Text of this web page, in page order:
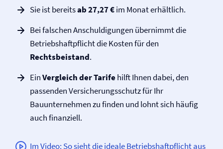
Sie ist bereitsab 27,27 €im Monat erhältlich.
Bei falschen Anschuldigungen übernimmt die
Betriebs­haftpflicht die Kosten für den
Rechtsbeistand.
EinVergleich der Tarifehilft Ihnen dabei, den
passenden Versicherungsschutz für Ihr
Bauunternehmen zu finden und lohnt sich häufig
auch finanziell.
Im Video: So sieht die ideale Betriebs­haftpflicht aus